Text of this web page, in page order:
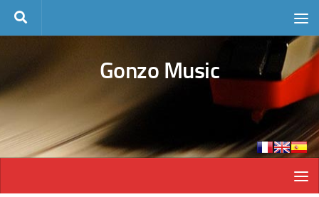
Skip to content
Gonzo Music